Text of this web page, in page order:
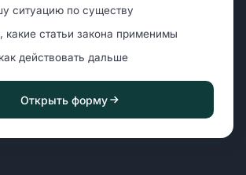
ситуацию по существу
статьи закона применимы
действовать дальше
Открыть форму